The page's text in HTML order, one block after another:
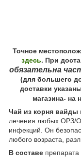
Точное
здесь. При
обязательна
(для большего
доставки указаны
магазина- на
Чай из корня вайды
лечения любых ОРЗ/
инфекций. Он
любого возраста,
В составе препарата